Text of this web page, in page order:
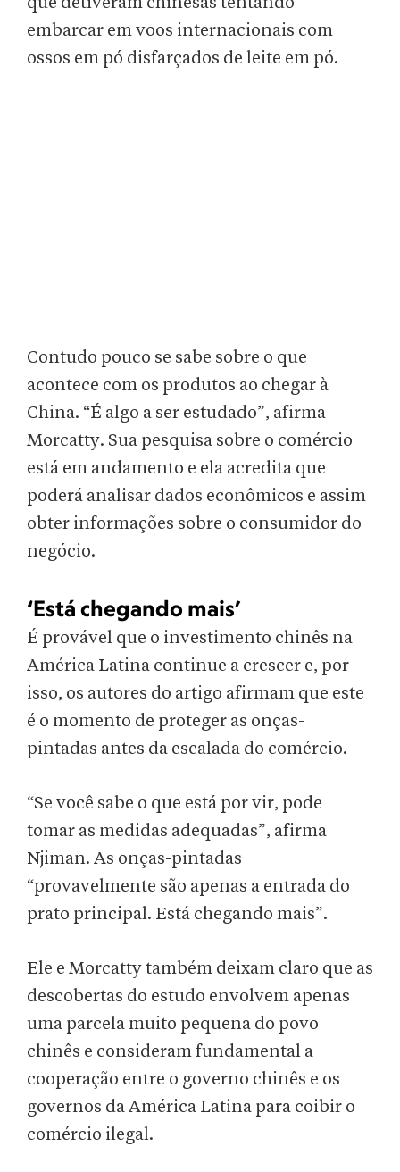
embarcar em voos internacionais com
ossos em pó disfarçados de leite em pó.
Contudo pouco se sabe sobre o que
acontece com os produtos ao chegar à
China. “É algo a ser estudado”, afirma
Morcatty. Sua pesquisa sobre o comércio
está em andamento e ela acredita que
poderá analisar dados econômicos e assim
obter informações sobre o consumidor do
negócio.
‘Está chegando mais’
É provável que o investimento chinês na
América Latina continue a crescer e, por
isso, os autores do artigo afirmam que este
é o momento de proteger as onças-
pintadas antes da escalada do comércio.
“Se você sabe o que está por vir, pode
tomar as medidas adequadas”, afirma
Njiman. As onças-pintadas
“provavelmente são apenas a entrada do
prato principal. Está chegando mais”.
Ele e Morcatty também deixam claro que as
descobertas do estudo envolvem apenas
uma parcela muito pequena do povo
chinês e consideram fundamental a
cooperação entre o governo chinês e os
governos da América Latina para coibir o
comércio ilegal.